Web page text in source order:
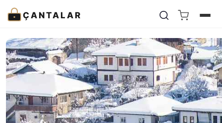
ÇANTALAR